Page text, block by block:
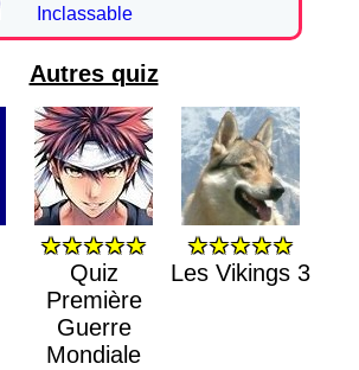
Inclassable
Autres quiz
★★★★★
Quiz
Première
Guerre
Mondiale
★★★★★
Les Vikings 3